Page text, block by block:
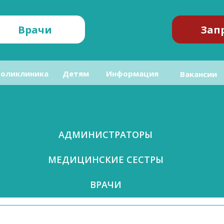
Врачи
Детям Информация Вакансии
АДМИНИСТРАТОРЫ
МЕДИЦИНСКИЕ СЕСТРЫ
ВРАЧИ